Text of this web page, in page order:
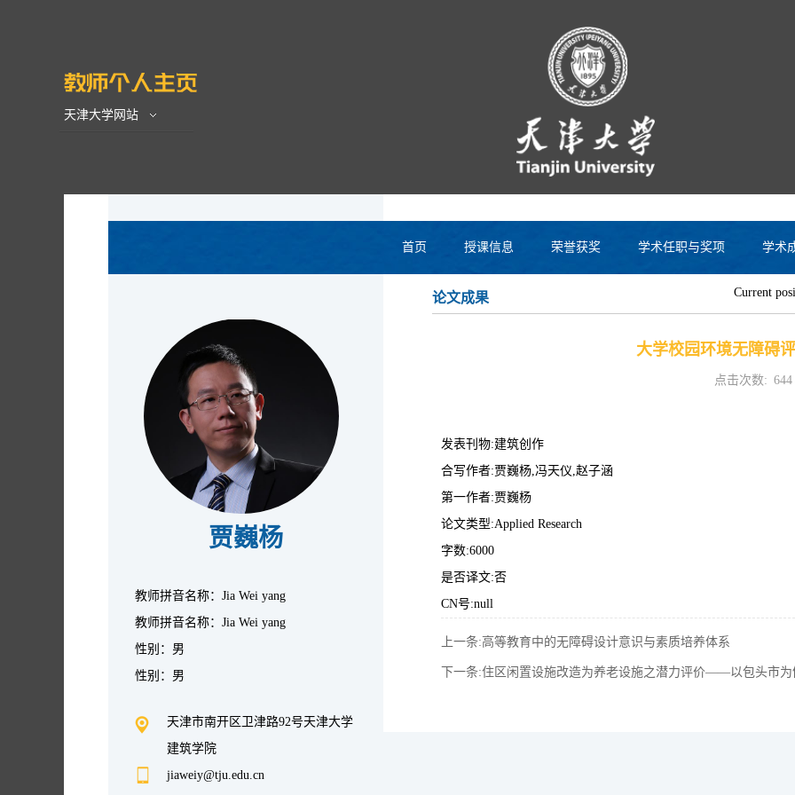
天津大学网站
首页 授课信息 荣誉获奖 学术任职与奖项 学术
贾巍杨
教师拼音名称：Jia Wei yang
教师拼音名称：Jia Wei yang
性别：男
性别：男
天津市南开区卫津路92号天津大学
建筑学院
jiaweiy@tju.edu.cn
论文成果 Current
大学校园环境无障碍
点击次数: 644
发表刊物:建筑创作
合写作者:贾巍杨,冯天仪,赵子涵
第一作者:贾巍杨
论文类型:Applied Research
字数:6000
是否译文:否
CN号:null
上一条:高等教育中的无障碍设计意识与素质培养体系
下一条:住区闲置设施改造为养老设施之潜力评价——以包头市为